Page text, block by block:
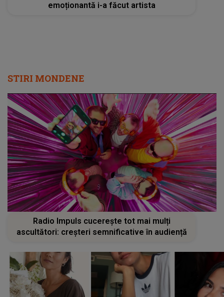
emoționantă i-a făcut artista
STIRI MONDENE
Radio Impuls cucerește tot mai mulți
ascultători: creșteri semnificative în audiență